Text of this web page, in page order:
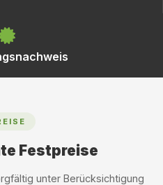
Festpreise
unter Berücksichtigung